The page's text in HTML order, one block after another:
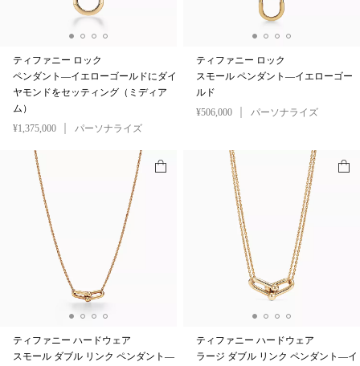
ティファニー ロック
ペンダント—イエローゴールドにダイ
ヤモンドをセッティング（ミディア
ム）
¥1,375,000
パーソナライズ
ティファニー ロック
スモール ペンダント—イエローゴー
ルド
¥506,000
パーソナライズ
ティファニー ハードウェア
スモール ダブル リンク ペンダント—
ティファニー ハードウェア
ラージ ダブル リンク ペンダント—イ